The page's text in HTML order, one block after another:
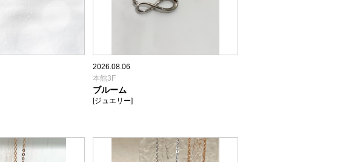
2026.08.06
本館3F
ブルーム
[ジュエリー]